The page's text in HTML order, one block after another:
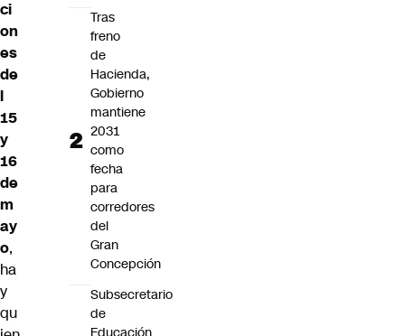
ci
on
es
de
l
15
y
16
de
m
ay
o,
ha
y
qu
Tras
freno
de
Hacienda,
Gobierno
mantiene
2031
como
fecha
para
corredores
del
Gran
Concepción
Subsecretario
de
Educación